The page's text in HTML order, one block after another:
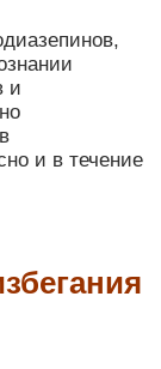
и
и в течение